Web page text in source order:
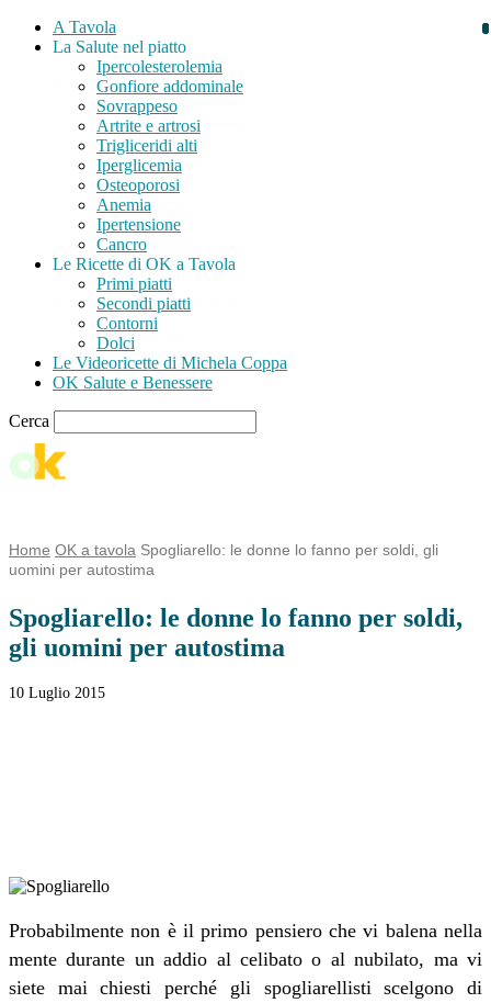
A Tavola
La Salute nel piatto
Ipercolesterolemia
Gonfiore addominale
Sovrappeso
Artrite e artrosi
Trigliceridi alti
Iperglicemia
Osteoporosi
Anemia
Ipertensione
Cancro
Le Ricette di OK a Tavola
Primi piatti
Secondi piatti
Contorni
Dolci
Le Videoricette di Michela Coppa
OK Salute e Benessere
Cerca
Home OK a tavola Spogliarello: le donne lo fanno per soldi, gli
uomini per autostima
Spogliarello: le donne lo fanno per soldi,
gli uomini per autostima
10 Luglio 2015
Probabilmente non è il primo pensiero che vi balena nella
mente durante un addio al celibato o al nubilato, ma vi
siete mai chiesti perché gli spogliarellisti scelgono di